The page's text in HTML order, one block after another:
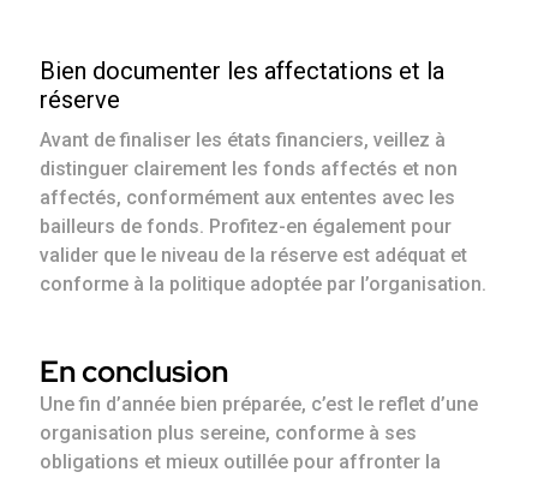
Bien documenter les affectations et la
réserve
Avant de finaliser les états financiers, veillez à
distinguer clairement les fonds affectés et non
affectés, conformément aux ententes avec les
bailleurs de fonds. Profitez-en également pour
valider que le niveau de la réserve est adéquat et
conforme à la politique adoptée par l’organisation.
En conclusion
Une fin d’année bien préparée, c’est le reflet d’une
organisation plus sereine, conforme à ses
obligations et mieux outillée pour affronter la